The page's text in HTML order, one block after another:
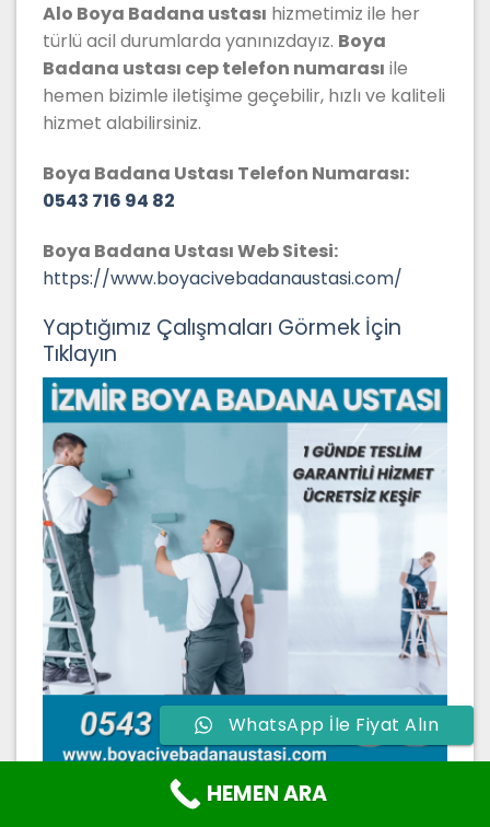
Alo Boya Badana ustası hizmetimiz ile her
türlü acil durumlarda yanınızdayız. Boya
Badana ustası cep telefon numarası ile
hemen bizimle iletişime geçebilir, hızlı ve kaliteli
hizmet alabilirsiniz.
Boya Badana Ustası Telefon Numarası:
0543 716 94 82
Boya Badana Ustası Web Sitesi:
https://www.boyacivebadanaustasi.com/
Yaptığımız Çalışmaları Görmek İçin
Tıklayın
WhatsApp İle Fiyat Alın
HEMEN ARA